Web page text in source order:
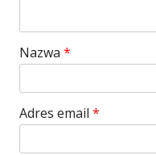
Nazwa *
Adres email *